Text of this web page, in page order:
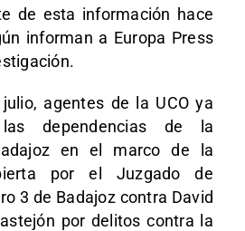
de esta información hace
informan a Europa Press
agentes de la UCO ya
dependencias de la
en el marco de la
por el Juzgado de
3 de Badajoz contra David
por delitos contra la